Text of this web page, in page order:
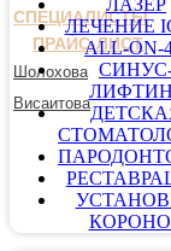
СПЕЦИАЛИСТЫ
ПРАЙС-ЛИСТ
Шолохова
Висаитова
ЛАЗЕР
ЛЕЧЕНИЕ
ALL-ON-